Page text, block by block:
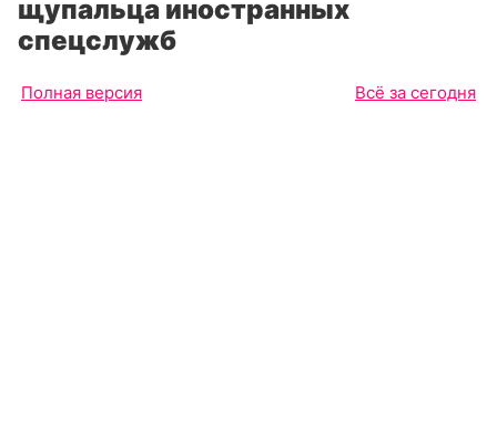
щупальца иностранных
спецслужб
Полная версия Всё за сегодня